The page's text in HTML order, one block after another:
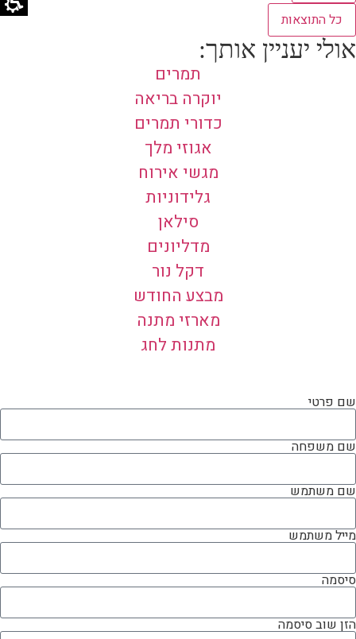
כל התוצאות
אולי יעניין אותך:
תמרים
יוקרה בריאה
כדורי תמרים
אגוזי מלך
מגשי אירוח
גלידוניות
סילאן
מדליונים
דקל נור
מבצע החודש
מארזי מתנה
מתנות לחג
שם פרטי
שם משפחה
שם משתמש
מייל משתמש
סיסמה
הזן שוב סיסמה